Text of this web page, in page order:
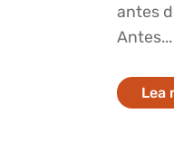
antes
Antes...
Lea